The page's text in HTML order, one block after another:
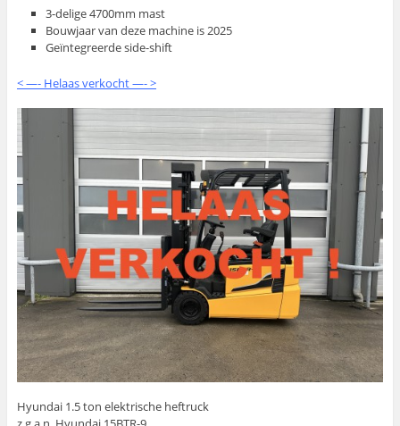
3-delige 4700mm mast
Bouwjaar van deze machine is 2025
Geïntegreerde side-shift
< —- Helaas verkocht —- >
Hyundai 1.5 ton elektrische heftruck